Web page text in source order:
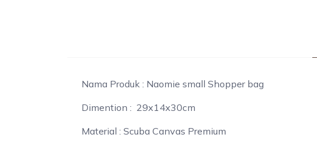
Nama Produk : Naomie small Shopper bag
Dimention : 29x14x30cm
Material : Scuba Canvas Premium